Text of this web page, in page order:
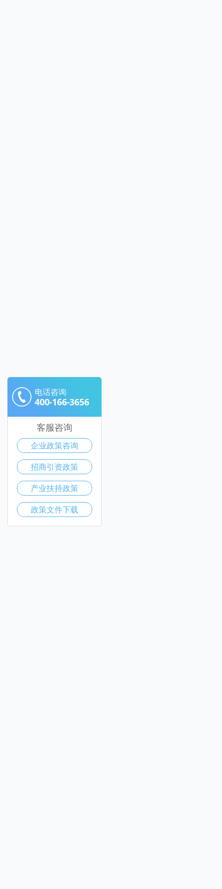
电话咨询
400-166-3656
客服咨询
企业政策咨询
招商引资政策
产业扶持政策
政策文件下载